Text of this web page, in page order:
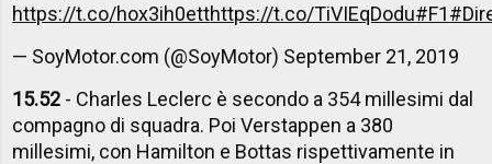
https://t.co/hox3ih0etthttps://t.co/TiVIEqDodu#F1
— SoyMotor.com (@SoyMotor) September 21, 2019
15.52 - Charles Leclerc è secondo a 354 millesimi dal
compagno di squadra. Poi Verstappen a 380
millesimi, con Hamilton e Bottas rispettivamente in